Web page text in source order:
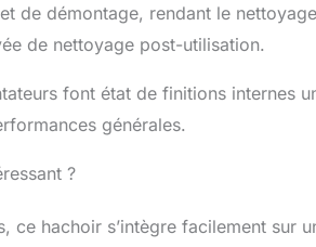
de démontage, rendant le
de nettoyage post-utilisation.
font état de finitions internes
générales.
?
hachoir s’intègre facilement sur